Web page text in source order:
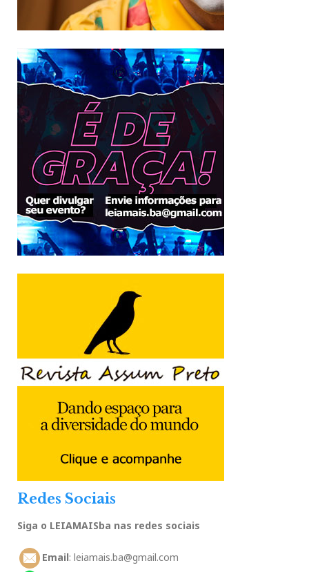
Redes Sociais
Siga o LEIAMAISba nas redes sociais
Email: leiamais.ba@gmail.com